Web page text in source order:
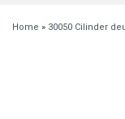
Home » 30050 Cilinder